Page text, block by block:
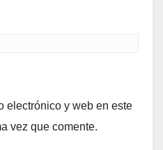
electrónico y web en este
vez que comente.